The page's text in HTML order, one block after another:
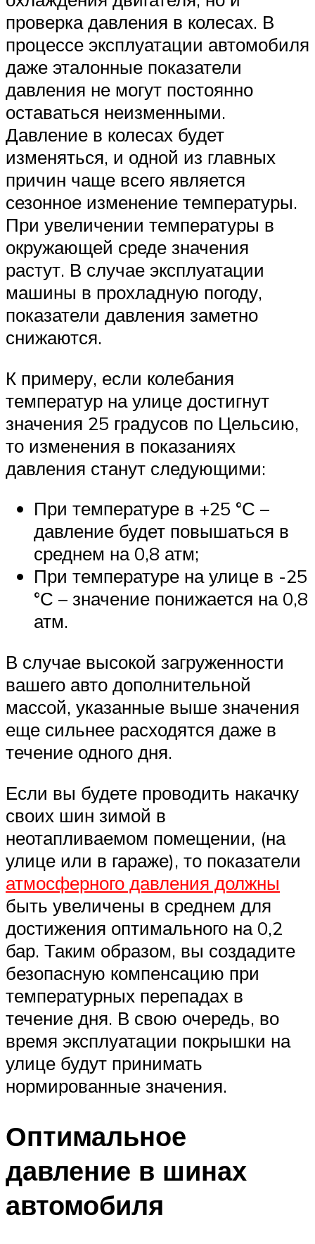
проверка давления в колесах. В
процессе эксплуатации автомобиля
даже эталонные показатели
давления не могут постоянно
оставаться неизменными.
Давление в колесах будет
изменяться, и одной из главных
причин чаще всего является
сезонное изменение температуры.
При увеличении температуры в
окружающей среде значения
растут. В случае эксплуатации
машины в прохладную погоду,
показатели давления заметно
снижаются.
К примеру, если колебания
температур на улице достигнут
значения 25 градусов по Цельсию,
то изменения в показаниях
давления станут следующими:
При температуре в +25 °С –
давление будет повышаться в
среднем на 0,8 атм;
При температуре на улице в -25
°С – значение понижается на 0,8
атм.
В случае высокой загруженности
вашего авто дополнительной
массой, указанные выше значения
еще сильнее расходятся даже в
течение одного дня.
Если вы будете проводить накачку
своих шин зимой в
неотапливаемом помещении, (на
улице или в гараже), то показатели
атмосферного давления должны
быть увеличены в среднем для
достижения оптимального на 0,2
бар. Таким образом, вы создадите
безопасную компенсацию при
температурных перепадах в
течение дня. В свою очередь, во
время эксплуатации покрышки на
улице будут принимать
нормированные значения.
Оптимальное
давление в шинах
автомобиля